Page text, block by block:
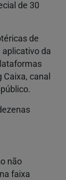
de 30
de
aplicativo da
canal
não
faixa